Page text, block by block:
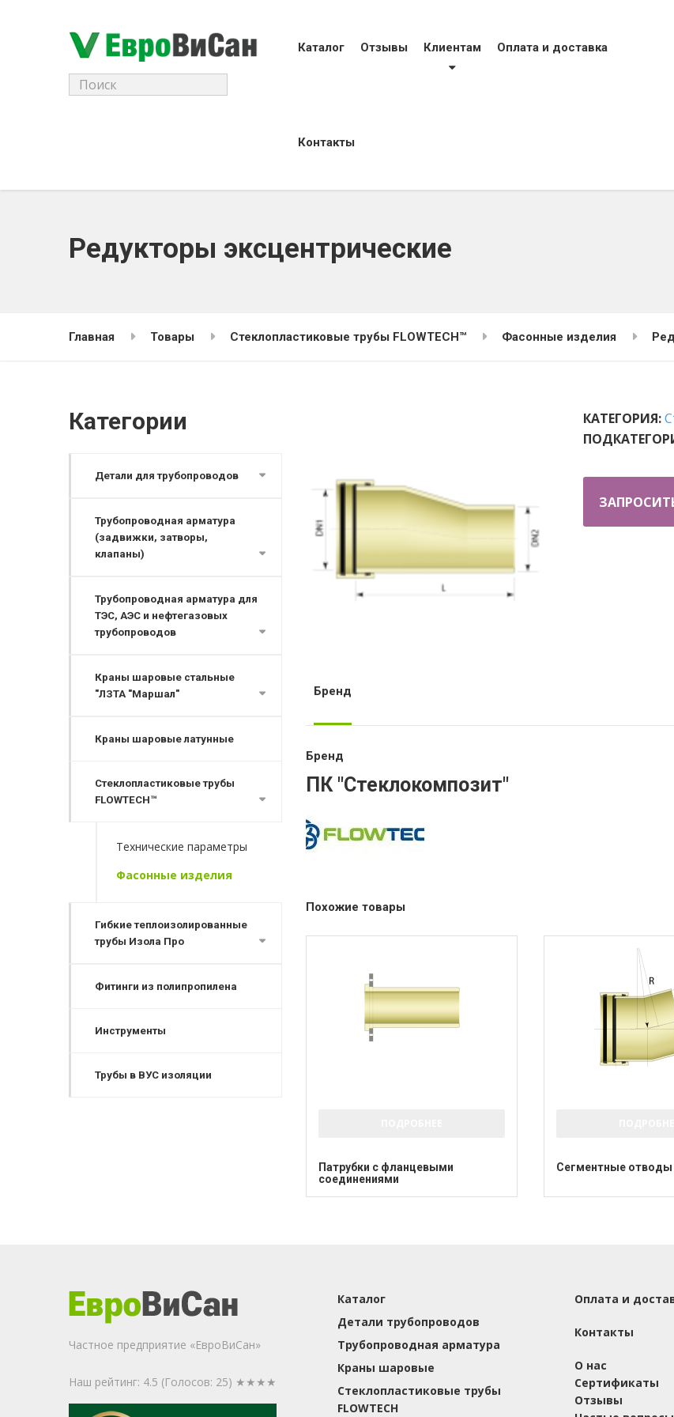
Поиск
для:
Каталог Отзывы Клиентам Оплата и доставка
Контакты
Редукторы эксцентрические
Главная Товары Стеклопластиковые трубы FLOWTECH™ Фасонные изделия
КАТЕГОРИЯ:
Бренд
Бренд
ПК "Стеклокомпозит"
Похожие товары
Патрубки с фланцевыми
соединениями
Сегментные отводы
Категории
Детали для трубопроводов
Трубопроводная арматура
(задвижки, затворы,
клапаны)
Трубопроводная арматура для
ТЭС, АЭС и нефтегазовых
трубопроводов
Краны шаровые стальные
"ЛЗТА "Маршал"
Краны шаровые латунные
Стеклопластиковые трубы
FLOWTECH™
Технические параметры
Фасонные изделия
Гибкие теплоизолированные
трубы Изола Про
Фитинги из полипропилена
Инструменты
Трубы в ВУС изоляции
Частное предприятие «ЕвроВиСан»
Наш рейтинг: 4.5 (Голосов: 25) ★★★★
Каталог
Детали трубопроводов
Трубопроводная арматура
Краны шаровые
Стеклопластиковые трубы
FLOWTECH
Оплата и
Контакты
О нас
Сертификаты
Отзывы